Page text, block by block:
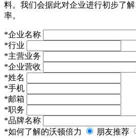
料。我们会据此对企业进行初步了
率。
*企业名称
*行业
*主营业务
*企业营收
*姓名
*手机
*邮箱
*职务
*品牌名称
*如何了解的沃顿倍力 朋友推荐